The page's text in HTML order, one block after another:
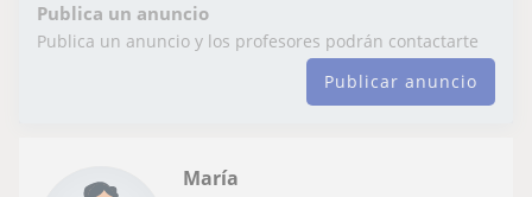
Publica un anuncio
Publica un anuncio y los profesores podrán contactarte
Publicar anuncio
María